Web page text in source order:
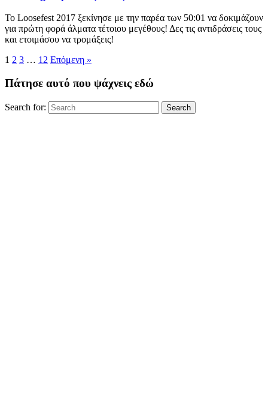
To Loosefest 2017 ξεκίνησε με την παρέα των 50:01 να δοκιμάζουν
για πρώτη φορά άλματα τέτοιου μεγέθους! Δες τις αντιδράσεις τους
και ετοιμάσου να τρομάξεις!
1 2 3 … 12 Επόμενη »
Πάτησε αυτό που ψάχνεις εδώ
Search for: Search